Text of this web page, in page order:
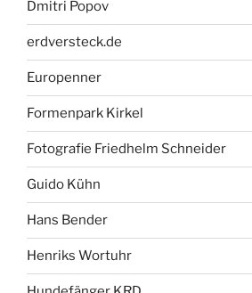
Dmitri Popov
erdversteck.de
Europenner
Formenpark Kirkel
Fotografie Friedhelm Schneider
Guido Kühn
Hans Bender
Henriks Wortuhr